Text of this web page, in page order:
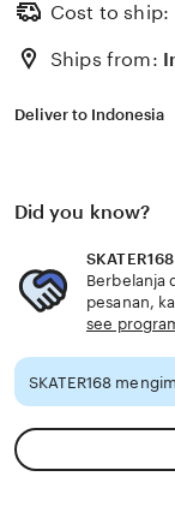
Cost to ship:
Ships from:
Deliver to Indonesia
Did you know?
Berbelanja
pesanan,
see
SKATER168